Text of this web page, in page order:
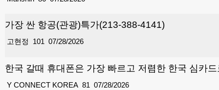
가장 싼 항공(관광)특가(213-388-4141)
101
고현정 07/28/2026
한국 갈때 휴대폰은 가장 빠르고 저렴한 한국 심카
81
Y CONNECT KOREA 07/28/2026